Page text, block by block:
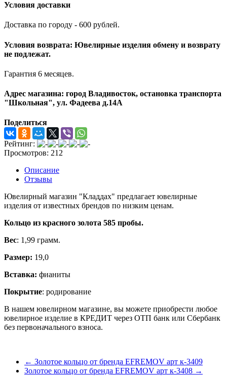
Условия доставки
Доставка по городу - 600 рублей.
Условия возврата: Ювелирные изделия обмену и возврату
не подлежат.
Гарантия 6 месяцев.
Адрес магазина: город Владивосток, остановка транспорта
"Школьная", ул. Фадеева д.14А
Поделиться
Рейтинг:
Просмотров: 212
Описание
Отзывы
Ювелирный магазин "Кладдах" предлагает ювелирные
изделия от известных брендов по низким ценам.
Кольцо из красного золота 585 пробы.
Вес: 1,99 грамм.
Размер: 19,0
Вставка: фианиты
Покрытие: родирование
В нашем ювелирном магазине, вы можете приобрести любое
ювелирное изделие в КРЕДИТ через ОТП банк или Сбербанк
без первоначального взноса.
← Золотое кольцо от бренда EFREMOV арт к-3409
Золотое кольцо от бренда EFREMOV арт к-3408 →